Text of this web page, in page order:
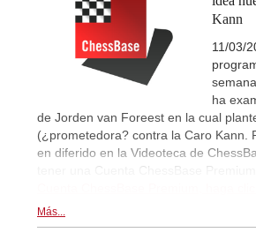
Kann
11/03/
ha
de Jorden van Foreest en la cual
(¿prometedora? contra la Caro Kann.
en diferido en la Videoteca de
tener una Cuenta ChessBase
Más...